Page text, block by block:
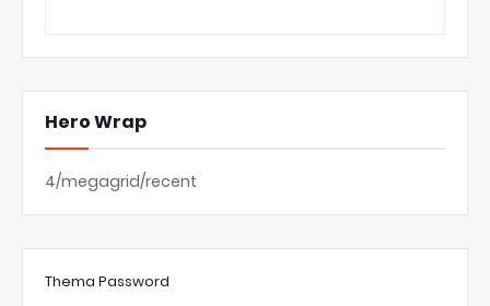
Hero Wrap
4/megagrid/recent
Thema Password